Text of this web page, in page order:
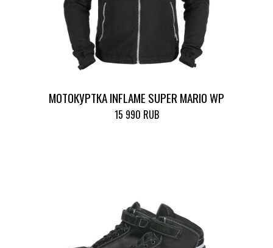
МОТОКУРТКА INFLAME SUPER MARIO WP
15 990 RUB